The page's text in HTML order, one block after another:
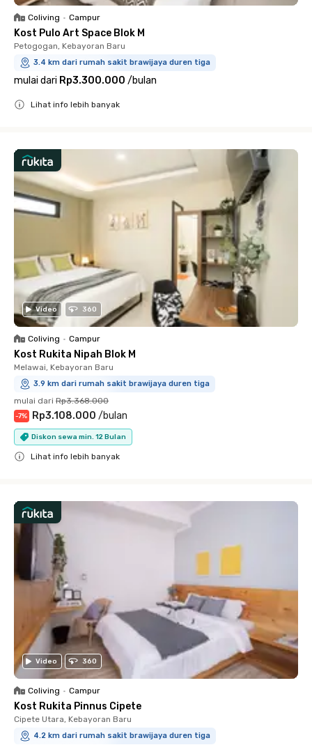
Coliving • Campur
Kost Pulo Art Space Blok M
Petogogan, Kebayoran Baru
3.4 km dari rumah sakit brawijaya duren tiga
mulai dari Rp3.300.000 /bulan
Lihat info lebih banyak
Video 360
Coliving • Campur
Kost Rukita Nipah Blok M
Melawai, Kebayoran Baru
3.9 km dari rumah sakit brawijaya duren tiga
mulai dari Rp3.368.000
-7% Rp3.108.000 /bulan
Diskon sewa min. 12 Bulan
Lihat info lebih banyak
Video 360
Coliving • Campur
Kost Rukita Pinnus Cipete
Cipete Utara, Kebayoran Baru
4.2 km dari rumah sakit brawijaya duren tiga